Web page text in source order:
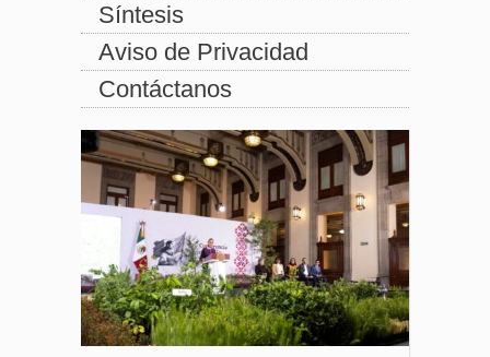
Síntesis
Aviso de Privacidad
Contáctanos